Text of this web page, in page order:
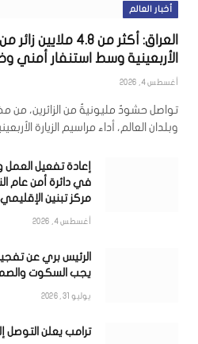
أخبار العالم
العراق: أكثر من 4.8
الأربعينية وسط استنفار أمني
أغسطس 4, 2026
تواصل حشودٌ مليونيةٌ من الزائرين، من
وبلدان العالم، أداء مراسيم الزيارة
إعادة تفعيل العمل
في دائرة أمن عام
مركز تبنين الإقليمي
أغسطس 4, 2026
الرئيس بري عن
يجب السكوت
يوليو 31, 2026
ترامب يعلن التوصل